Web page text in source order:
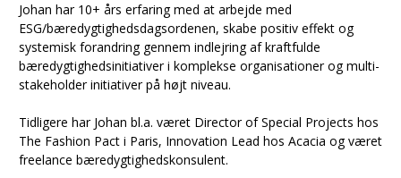
Johan har 10+ års erfaring med at arbejde med
ESG/bæredygtighedsdagsordenen, skabe positiv effekt og
systemisk forandring gennem indlejring af kraftfulde
bæredygtighedsinitiativer i komplekse organisationer og multi-
stakeholder initiativer på højt niveau.
Tidligere har Johan bl.a. været Director of Special Projects hos
The Fashion Pact i Paris, Innovation Lead hos Acacia og været
freelance bæredygtighedskonsulent.